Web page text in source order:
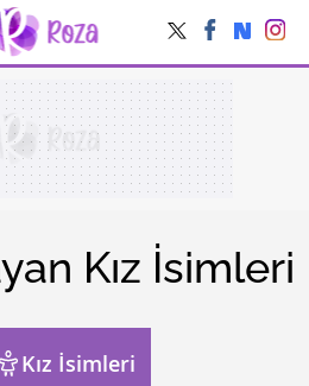
Kız İsimleri
Kız İsimleri